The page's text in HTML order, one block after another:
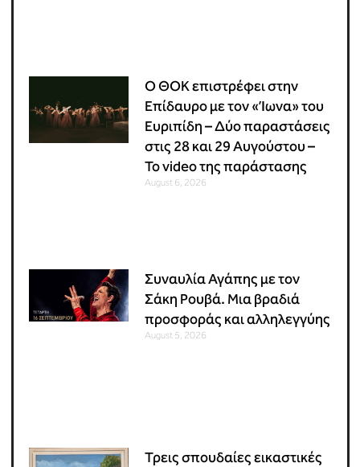
Ο ΘΟΚ επιστρέφει στην
Επίδαυρο με τον «Ίωνα» του
Ευριπίδη – Δύο παραστάσεις
στις 28 και 29 Αυγούστου –
Το video της παράστασης
August 6, 2026
Συναυλία Αγάπης με τον
Σάκη Ρουβά. Μια βραδιά
προσφοράς και αλληλεγγύης
August 5, 2026
Τρεις σπουδαίες εικαστικές